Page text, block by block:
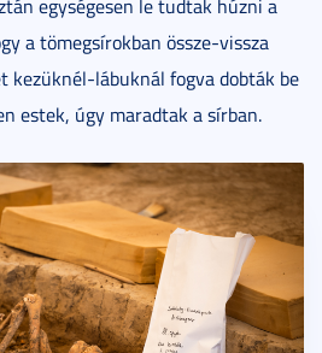
egységesen le tudtak húzni a
a tömegsírokban össze-vissza
kezüknél-lábuknál fogva dobták be
estek, úgy maradtak a sírban.